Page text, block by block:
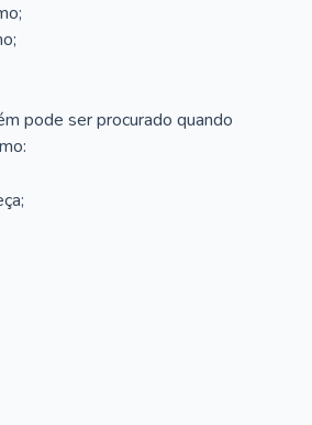
pode ser procurado quando